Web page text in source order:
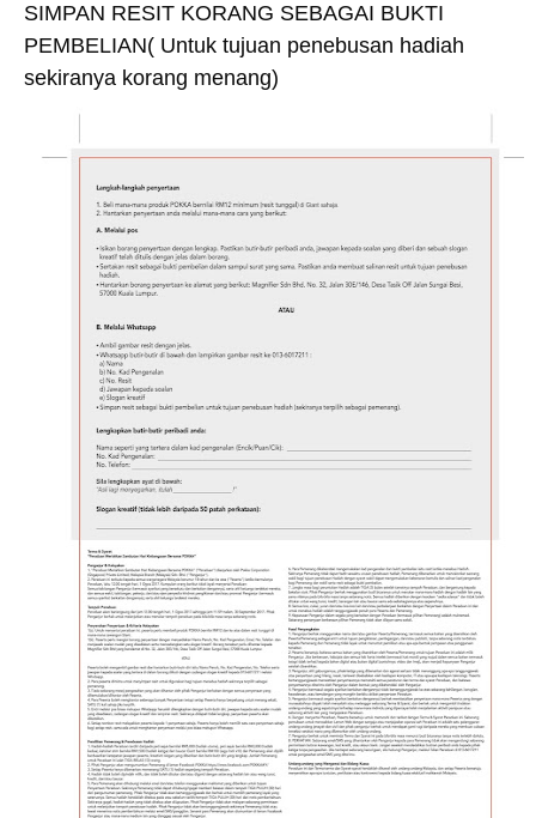
SIMPAN RESIT KORANG SEBAGAI BUKTI
PEMBELIAN( Untuk tujuan penebusan hadiah
sekiranya korang menang)